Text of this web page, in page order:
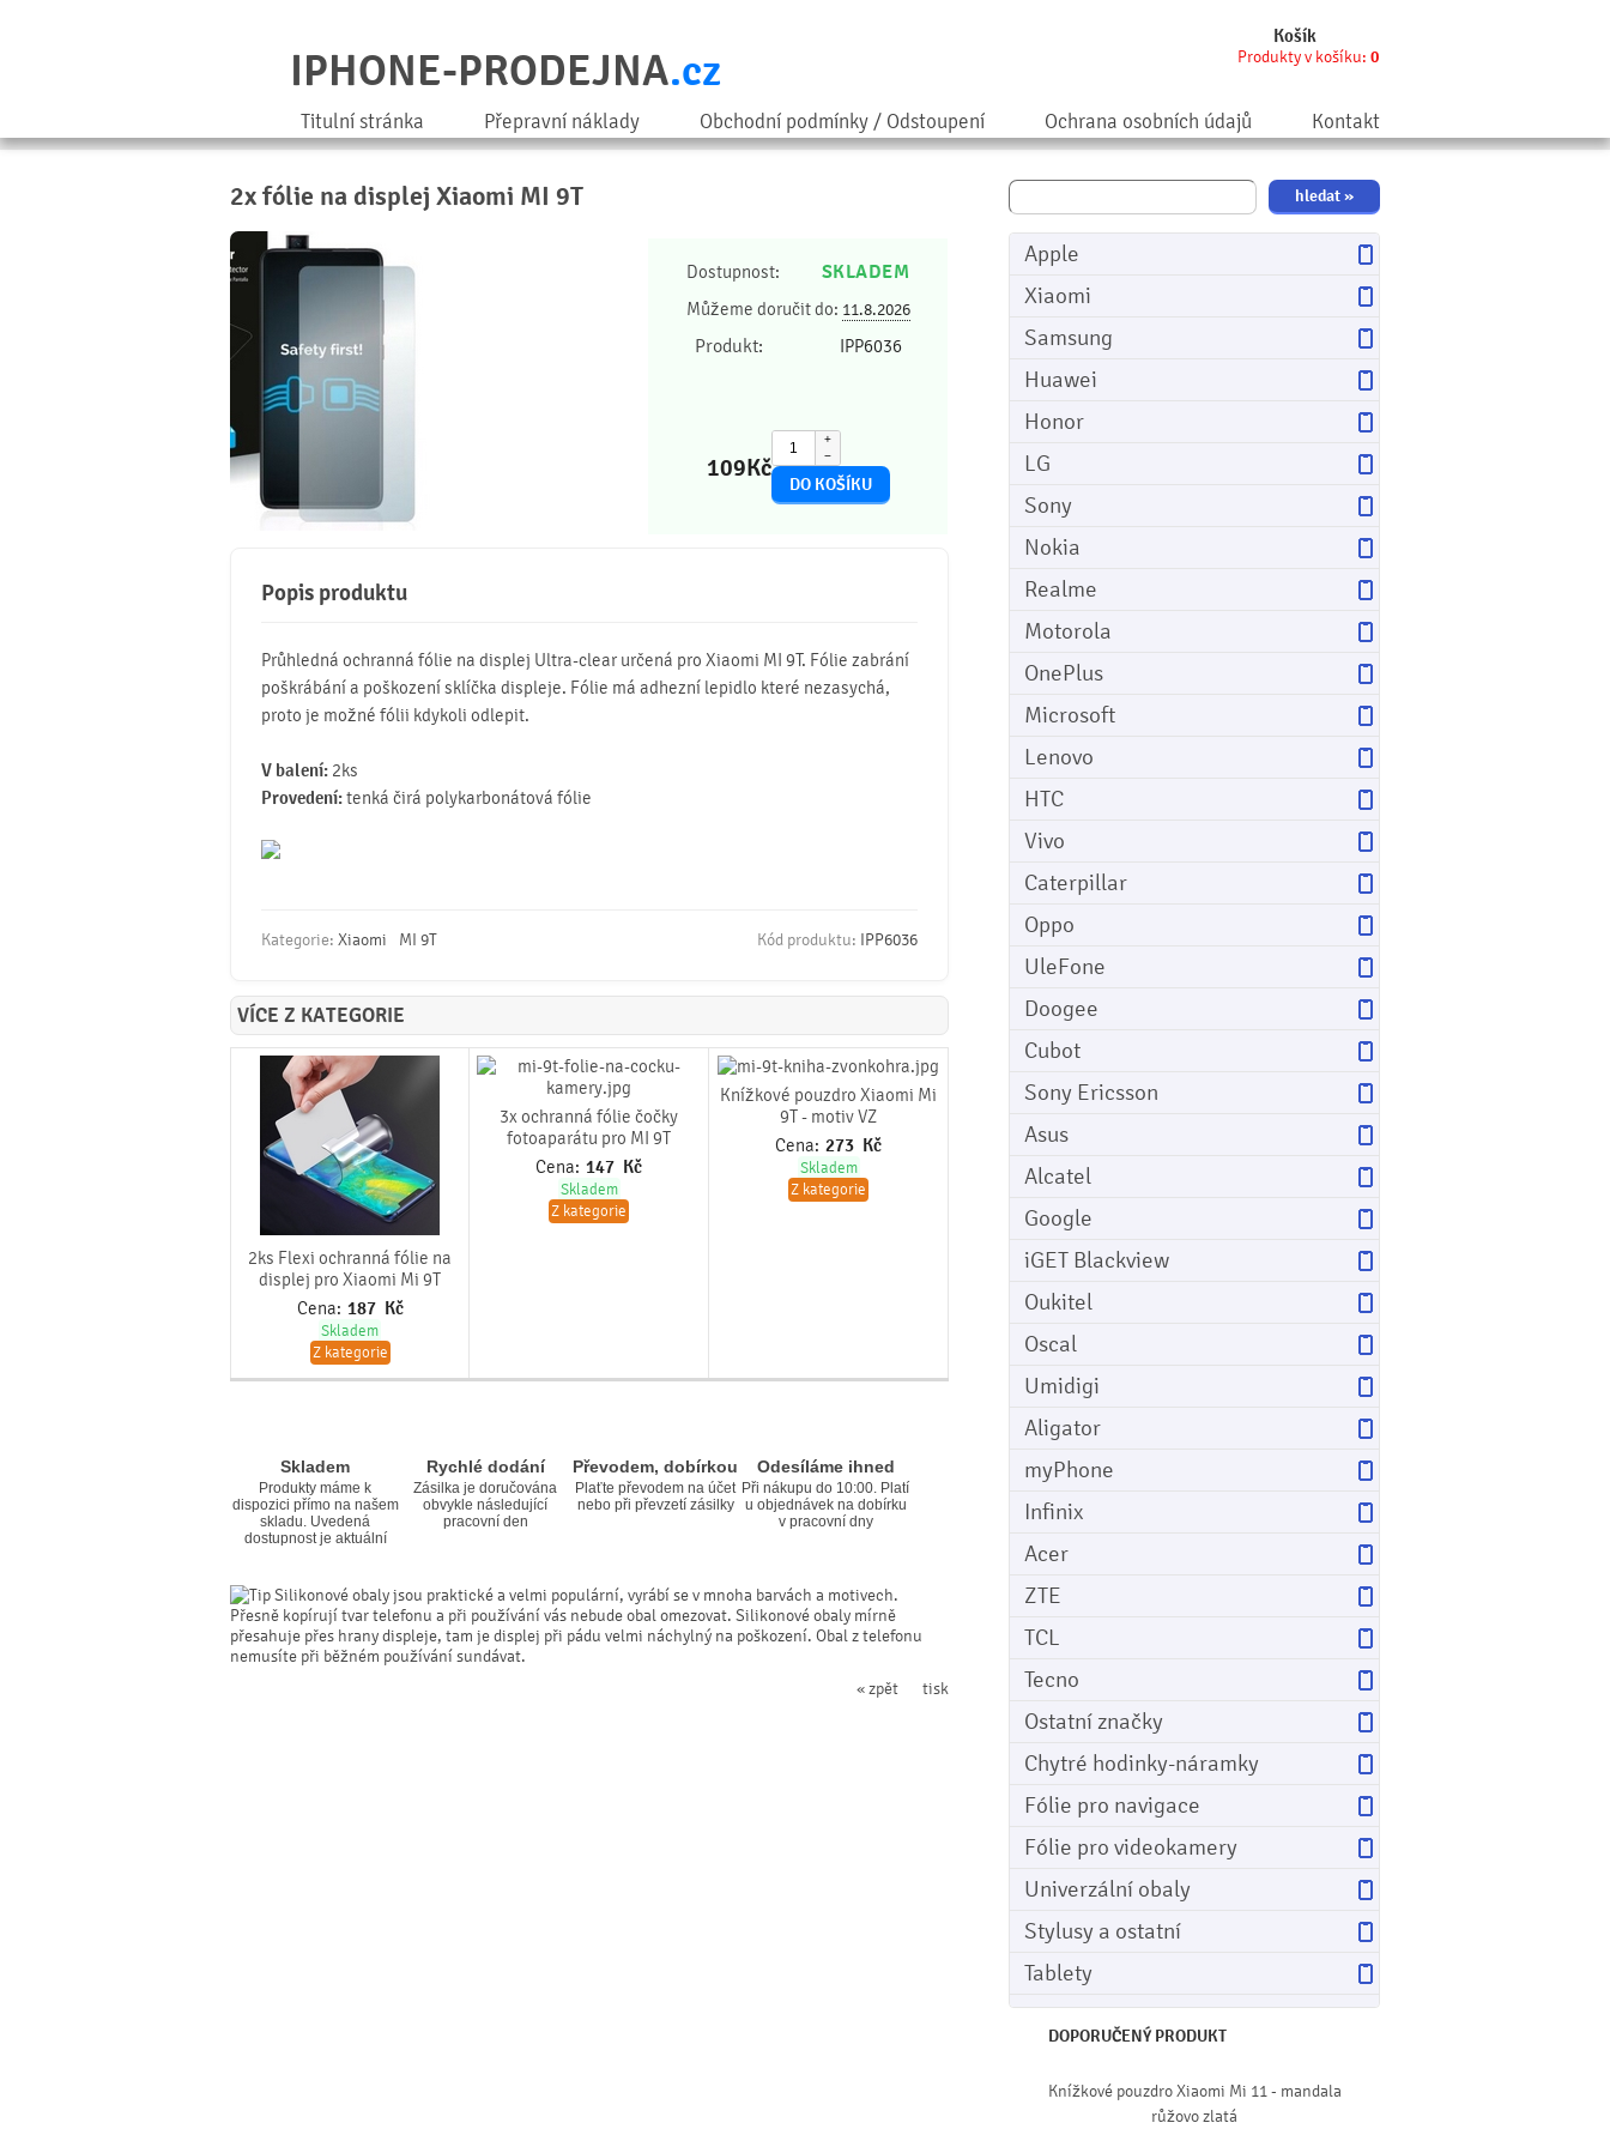
Košík
Produkty v košíku: 0
IPHONE-PRODEJNA.cz
Titulní stránka Přepravní náklady Obchodní podmínky / Odstoupení Ochrana osobních údajů Kontakt
Apple
Xiaomi
Samsung
Huawei
Honor
LG
Sony
Nokia
Realme
Motorola
OnePlus
Microsoft
Lenovo
HTC
Vivo
Caterpillar
Oppo
UleFone
Doogee
Cubot
Sony Ericsson
Asus
Alcatel
Google
iGET Blackview
Oukitel
Oscal
Umidigi
Aligator
myPhone
Infinix
Acer
ZTE
TCL
Tecno
Ostatní značky
Chytré hodinky-náramky
Fólie pro navigace
Fólie pro videokamery
Univerzální obaly
Stylusy a ostatní
Tablety
DOPORUČENÝ PRODUKT
Knížkové pouzdro Xiaomi Mi 11 - mandala
růžovo zlatá
2x fólie na displej Xiaomi MI 9T
Dostupnost: SKLADEM
Můžeme doručit do: 11.8.2026
Produkt: IPP6036
109Kč
+
−
Popis produktu
Průhledná ochranná fólie na displej Ultra-clear určená pro Xiaomi MI 9T. Fólie zabrání
poškrábání a poškození sklíčka displeje. Fólie má adhezní lepidlo které nezasychá,
proto je možné fólii kdykoli odlepit.
V balení: 2ks
Provedení:tenká čirá polykarbonátová fólie
Kategorie: Xiaomi MI 9T Kód produktu: IPP6036
VÍCE Z KATEGORIE
2ks Flexi ochranná fólie na
displej pro Xiaomi Mi 9T
Cena: 187 Kč
Skladem
Z kategorie
3x ochranná fólie čočky
fotoaparátu pro MI 9T
Cena: 147 Kč
Skladem
Z kategorie
Knížkové pouzdro Xiaomi Mi
9T - motiv VZ
Cena: 273 Kč
Skladem
Z kategorie
Skladem
Produkty máme k
dispozici přímo na našem
skladu. Uvedená
dostupnost je aktuální
Rychlé dodání
Zásilka je doručována
obvykle následující
pracovní den
Převodem, dobírkou
Plaťte převodem na účet
nebo při převzetí zásilky
Odesíláme ihned
Při nákupu do 10:00. Platí
u objednávek na dobírku
v pracovní dny
Silikonové obaly jsou praktické a velmi populární, vyrábí se v mnoha barvách a motivech.
Přesně kopírují tvar telefonu a při používání vás nebude obal omezovat. Silikonové obaly mírně
přesahuje přes hrany displeje, tam je displej při pádu velmi náchylný na poškození. Obal z telefonu
nemusíte při běžném používání sundávat.
tisk
« zpět